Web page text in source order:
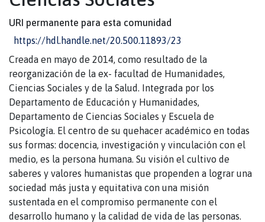
URI permanente para esta comunidad
https://hdl.handle.net/20.500.11893/23
Creada en mayo de 2014, como resultado de la
reorganización de la ex- facultad de Humanidades,
Ciencias Sociales y de la Salud. Integrada por los
Departamento de Educación y Humanidades,
Departamento de Ciencias Sociales y Escuela de
Psicología. El centro de su quehacer académico en todas
sus formas: docencia, investigación y vinculación con el
medio, es la persona humana. Su visión el cultivo de
saberes y valores humanistas que propenden a lograr una
sociedad más justa y equitativa con una misión
sustentada en el compromiso permanente con el
desarrollo humano y la calidad de vida de las personas.